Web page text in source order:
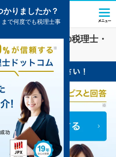
長井市(山形県)の税理士・
りましたか？
で何度でも税理士事